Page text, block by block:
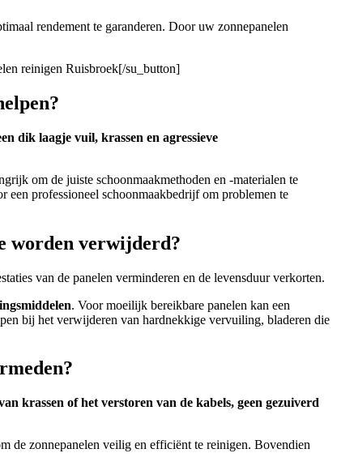
rendement te garanderen. Door uw zonnepanelen
reinigen Ruisbroek[/su_button]
dik laagje vuil, krassen en agressieve
om de juiste schoonmaakmethoden en -materialen te
een professioneel schoonmaakbedrijf om problemen te
worden verwijderd?
van de panelen verminderen en de levensduur verkorten.
. Voor moeilijk bereikbare panelen kan een
bij het verwijderen van hardnekkige vervuiling, bladeren die
krassen of het verstoren van de kabels, geen gezuiverd
de zonnepanelen veilig en efficiënt te reinigen. Bovendien